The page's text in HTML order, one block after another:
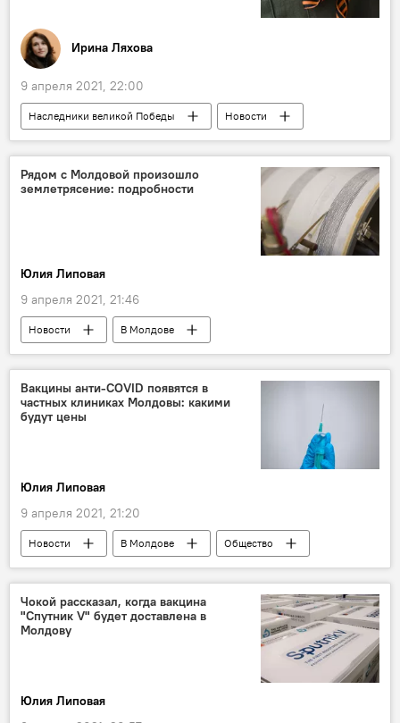
Ирина Ляхова
9 апреля 2021, 22:00
Наследники великой Победы
Новости
В Молдове
Общество
Приднестровье
Великая Отечественная война
Рядом с Молдовой произошло
землетрясение: подробности
Юлия Липовая
9 апреля 2021, 21:46
Новости
В Молдове
Происшествия
Общество
Вакцины анти-COVID появятся в
частных клиниках Молдовы: какими
будут цены
Юлия Липовая
9 апреля 2021, 21:20
Новости В Молдове
Общество
Пресс-центр
Чокой рассказал, когда вакцина
"Спутник V" будет доставлена в
Молдову
Юлия Липовая